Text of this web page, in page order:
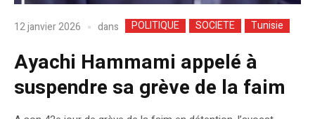
12 janvier 2026 dans POLITIQUE SOCIETE Tunisie
Ayachi Hammami appelé à
suspendre sa grève de la faim